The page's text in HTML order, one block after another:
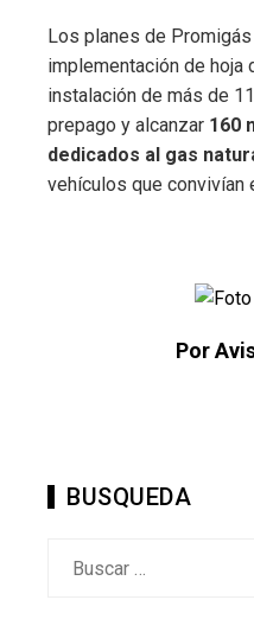
Los planes de
implementación de hoja
instalación de más de
prepago y alcanzar 160
dedicados al gas
vehículos que convivían
Por
BUSQUEDA